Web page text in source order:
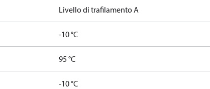
Livello di trafilamento A
-10 °C
95 °C
-10 °C